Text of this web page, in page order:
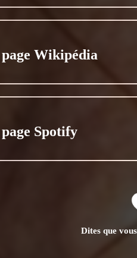
Wikipédia
Spotify
Dites que